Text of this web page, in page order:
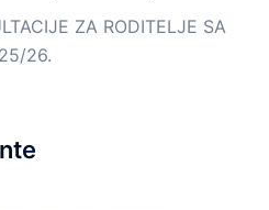
ZA RODITELJE SA
26.